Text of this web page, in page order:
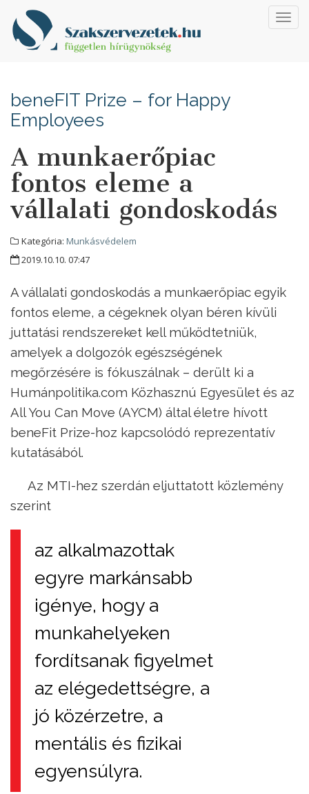
beneFIT Prize – for Happy
Employees
A munkaerőpiac
fontos eleme a
vállalati gondoskodás
Kategória: Munkásvédelem
2019.10.10. 07:47
A vállalati gondoskodás a munkaerőpiac egyik
fontos eleme, a cégeknek olyan béren kívüli
juttatási rendszereket kell működtetniük,
amelyek a dolgozók egészségének
megőrzésére is fókuszálnak – derült ki a
Humánpolitika.com Közhasznú Egyesület és az
All You Can Move (AYCM) által életre hívott
beneFit Prize-hoz kapcsolódó reprezentatív
kutatásából.
Az MTI-hez szerdán eljuttatott közlemény
szerint
az alkalmazottak
egyre markánsabb
igénye, hogy a
munkahelyeken
fordítsanak figyelmet
az elégedettségre, a
jó közérzetre, a
mentális és fizikai
egyensúlyra.